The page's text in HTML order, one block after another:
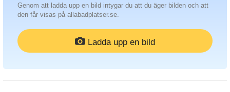
Genom att ladda upp en bild intygar du att du äger bilden och att
den får visas på allabadplatser.se.
Ladda upp en bild